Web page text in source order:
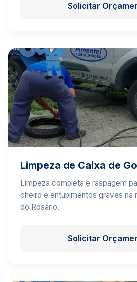
Solicitar
Limpeza de Caixa de
Limpeza completa e raspagem
cheiro e entupimentos graves na
do Rosário.
Solicitar